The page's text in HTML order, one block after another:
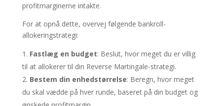
profitmarginerne intakte.
For at opnå dette, overvej følgende bankroll-
allokeringstrategi:
Fastlæg en budget: Beslut, hvor meget du er villig
til at allokerer til din Reverse Martingale-strategi.
Bestem din enhedstørrelse: Beregn, hvor meget
du skal vædde på hver runde, baseret på din budget og